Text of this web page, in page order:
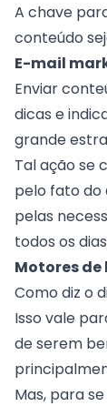
A chave
conteúdo
E-mail
Enviar
dicas e
grande
Tal ação se
pelo fato do
pelas
todos os
Motores de
Como diz o
Isso vale
de serem
Mas, para